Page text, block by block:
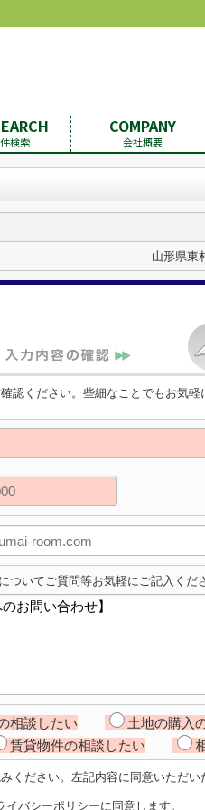
検索
COMPANY
会社概要
山形県東
認ください。些細なことでもお気
ついてご質問等お気軽にご記入くだ
相談したい 土地の購入
賃貸物件の相談したい
ください。左記内容に同意いただい
イバシーポリシーに同意します。